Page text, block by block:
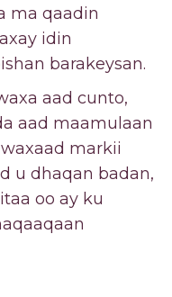
ma qaadin
idin
barakeysan.
aad cunto,
aad maamulaan
markii
u dhaqan badan,
oo ay ku